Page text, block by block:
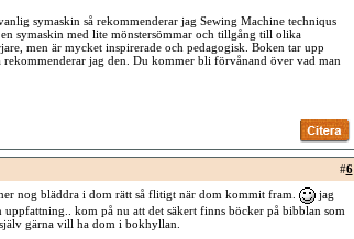
symaskin så rekommenderar jag Sewing Machine techniqus
symaskin med lite mönstersömmar och tillgång till olika
men är mycket inspirerade och pedagogisk. Boken tar upp
jag den. Du kommer bli förvånand över vad man
#6
nog bläddra i dom rätt så flitigt när dom kommit fram.
jag
kom på nu att det säkert finns böcker på bibblan som
gärna vill ha dom i bokhyllan.